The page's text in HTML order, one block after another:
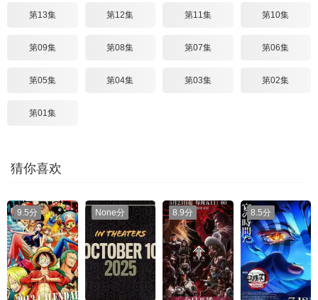
第13集 第12集 第11集 第10集
第09集 第08集 第07集 第06集
第05集 第04集 第03集 第02集
第01集
猜你喜欢
9.5分 None分 8.9分 8.5分